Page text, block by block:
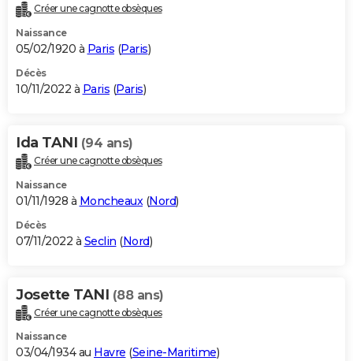
Créer une cagnotte obsèques
Naissance
05/02/1920 à Paris (Paris)
Décès
10/11/2022 à Paris (Paris)
Ida TANI (94 ans)
Créer une cagnotte obsèques
Naissance
01/11/1928 à Moncheaux (Nord)
Décès
07/11/2022 à Seclin (Nord)
Josette TANI (88 ans)
Créer une cagnotte obsèques
Naissance
03/04/1934 au Havre (Seine-Maritime)